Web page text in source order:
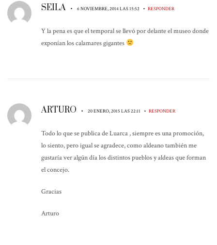
SEILA • 6 NOVIEMBRE, 2014 LAS 15:52 • RESPONDER
Y la pena es que el temporal se llevó por delante el museo donde
exponían los calamares gigantes
ARTURO • 20 ENERO, 2015 LAS 22:11 • RESPONDER
Todo lo que se publica de Luarca , siempre es una promoción,
lo siento, pero igual se agradece, como aldeano también me
gustaría ver algún día los distintos pueblos y aldeas que forman
el concejo.
Gracias
Arturo